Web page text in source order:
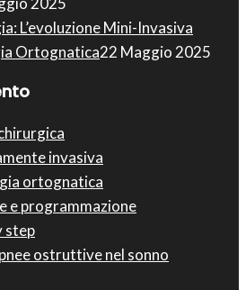
: L’evoluzione Mini-Invasiva
Ortognatica22 Maggio 2025
invasiva
ortognatica
e programmazione
step
ostruttive nel sonno